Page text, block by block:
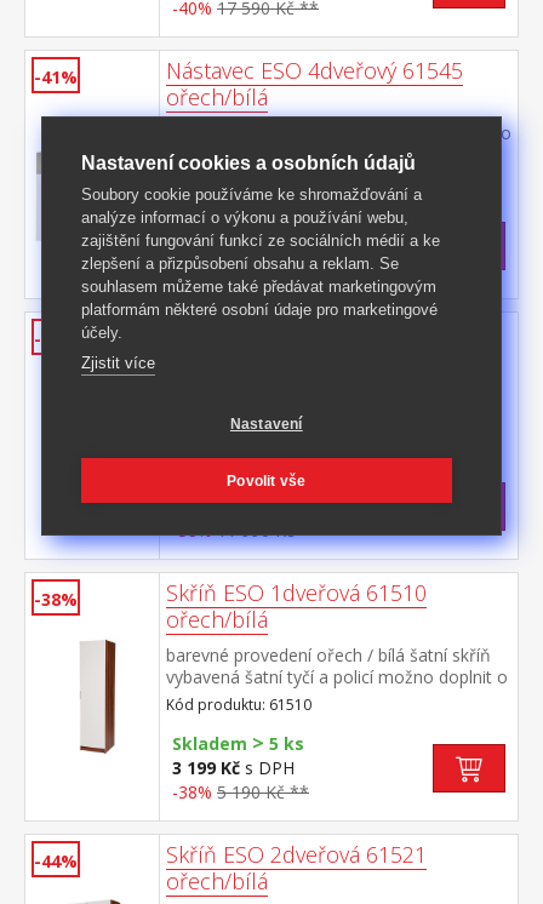
-40% 17 590 Kč **
-41%
Nástavec ESO 4dveřový 61545
ořech/bílá
barevné provedení ořech / bílá nástavec pro
skříň 61540
Skladem>5 ks
4 299 Kčs DPH
-41% 7 390 Kč **
-38%
a 2 plné dveře, 2 malé zásuvky možno
doplnit o nástavec 61535
Skladem
7 399 Kčs DPH
-38% 11 990 Kč **
-38%
Skříň ESO 1dveřová 61510
ořech/bílá
barevné provedení ořech / bílá šatní skříň
vybavená šatní tyčí a policí možno doplnit o
nástavec 61515
Kód produktu: 61510
Skladem > 5 ks
3 199 Kč s DPH
-38% 5 190 Kč **
-44%
Skříň ESO 2dveřová 61521
ořech/bílá
Nastavení cookies a osobních údajů
Soubory cookie používáme ke shromažďování a
analýze informací o výkonu a používání webu,
zajištění fungování funkcí ze sociálních médií a ke
zlepšení a přizpůsobení obsahu a reklam. Se
souhlasem můžeme také předávat marketingovým
platformám některé osobní údaje pro marketingové
účely.
Zjistit více
Nastavení
Povolit vše